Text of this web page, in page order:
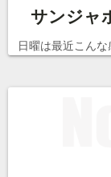
サンジャ
日曜は最近こん